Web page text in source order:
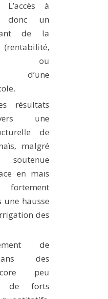
à
donc un
de la
ou
d’une
résultats
une
de
malgré
soutenue
en maïs
une hausse
des
de
des
peu
de forts